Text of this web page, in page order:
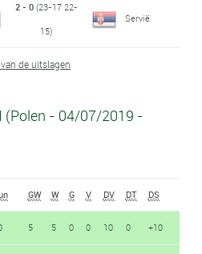
2 - 0(23-17 22-
15)
Servië
de uitslagen
(Polen - 04/07/2019 -
GW W G V DV DT DS
5 5 0 0 10 0 +10